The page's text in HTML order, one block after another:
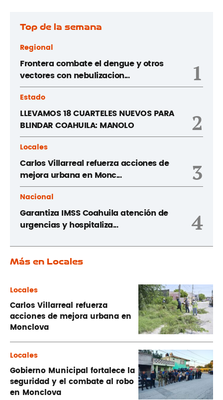
Top de la semana
Regional
Frontera combate el dengue y otros
vectores con nebulizacion...
1
Estado
LLEVAMOS 18 CUARTELES NUEVOS PARA
BLINDAR COAHUILA: MANOLO
2
Locales
Carlos Villarreal refuerza acciones de
mejora urbana en Monc...
3
Nacional
Garantiza IMSS Coahuila atención de
urgencias y hospitaliza...
4
Más en Locales
Locales
Carlos Villarreal refuerza
acciones de mejora urbana en
Monclova
Locales
Gobierno Municipal fortalece la
seguridad y el combate al robo
en Monclova